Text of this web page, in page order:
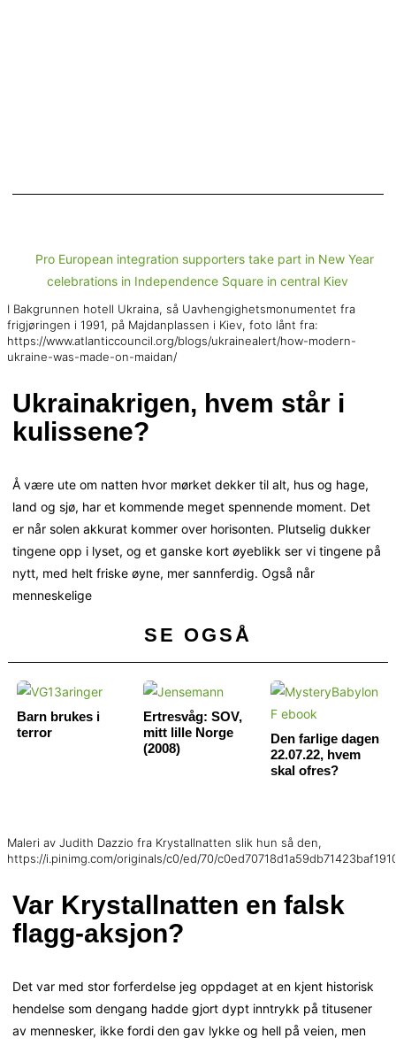
I Bakgrunnen hotell Ukraina, så Uavhengighetsmonumentet fra
frigjøringen i 1991, på Majdanplassen i Kiev, foto lånt fra:
https://www.atlanticcouncil.org/blogs/ukrainealert/how-modern-
ukraine-was-made-on-maidan/
Ukrainakrigen, hvem står i
kulissene?
Å være ute om natten hvor mørket dekker til alt, hus og hage,
land og sjø, har et kommende meget spennende moment. Det
er når solen akkurat kommer over horisonten. Plutselig dukker
tingene opp i lyset, og et ganske kort øyeblikk ser vi tingene på
nytt, med helt friske øyne, mer sannferdig. Også når
menneskelige
SE OGSÅ
Barn brukes i
terror
Ertresvåg: SOV,
mitt lille Norge
(2008)
Den farlige dagen
22.07.22, hvem
skal ofres?
Maleri av Judith Dazzio fra Krystallnatten slik hun så den,
https://i.pinimg.com/originals/c0/ed/70/
Var Krystallnatten en falsk
flagg-aksjon?
Det var med stor forferdelse jeg oppdaget at en kjent historisk
hendelse som dengang hadde gjort dypt inntrykk på titusener
av mennesker, ikke fordi den gav lykke og hell på veien, men